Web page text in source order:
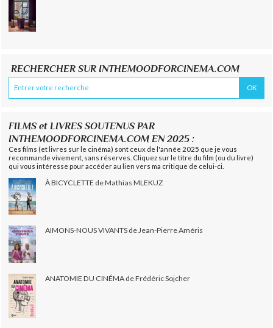
RECHERCHER SUR INTHEMOODFORCINEMA.COM
FILMS et LIVRES SOUTENUS PAR
INTHEMOODFORCINEMA.COM EN 2025 :
Ces films (et livres sur le cinéma) sont ceux de l'année 2025 que je vous
recommande vivement, sans réserves. Cliquez sur le titre du film (ou du livre)
qui vous intéresse pour accéder au lien vers ma critique de celui-ci.
À BICYCLETTE de Mathias MLEKUZ
AIMONS-NOUS VIVANTS de Jean-Pierre Améris
ANATOMIE DU CINÉMA de Frédéric Sojcher